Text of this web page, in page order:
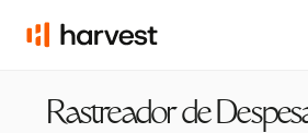
Rastreador de